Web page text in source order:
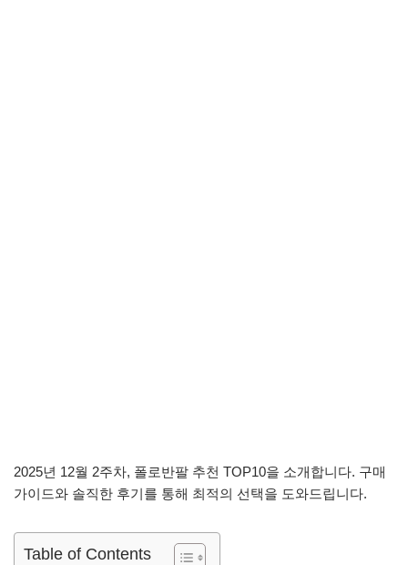
2025년 12월 2주차, 폴로반팔 추천 TOP10을 소개합니다. 구매
가이드와 솔직한 후기를 통해 최적의 선택을 도와드립니다.
Table of Contents